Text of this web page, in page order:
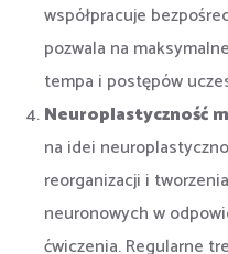
współpracuje
pozwala na
tempa i postępów
Neuroplastyczność
na idei
reorganizacji i
neuronowych w
ćwiczenia. Regularne